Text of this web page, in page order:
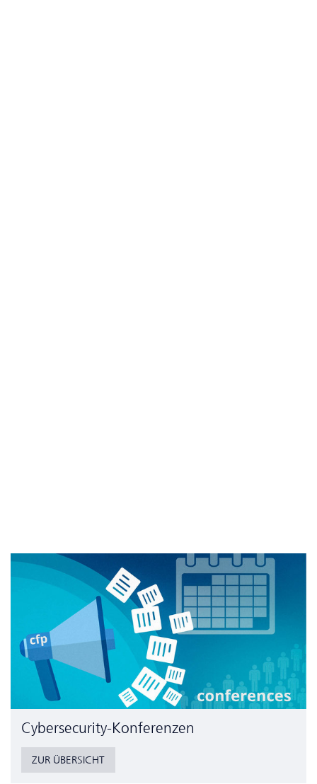
Cyber­security-Konferenzen
ZUR ÜBERSICHT